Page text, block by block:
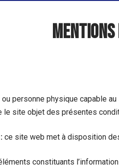
Mentions
personne physique capable
le site objet des présentes
ce site web met à disposition
constituants